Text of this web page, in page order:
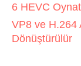
6 HEVC
VP8 ve H.264
Dönüştürülür